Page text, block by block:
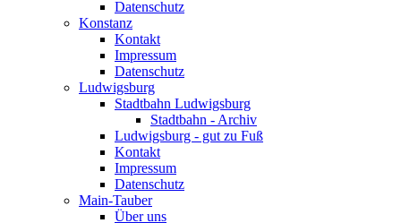
Datenschutz
Konstanz
Kontakt
Impressum
Datenschutz
Ludwigsburg
Stadtbahn Ludwigsburg
Stadtbahn - Archiv
Ludwigsburg - gut zu Fuß
Kontakt
Impressum
Datenschutz
Main-Tauber
Über uns